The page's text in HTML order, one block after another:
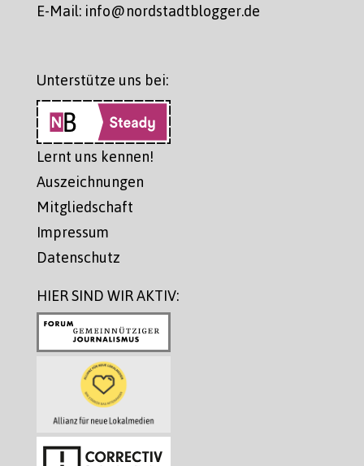
E-Mail: info@nordstadtblogger.de
Unterstütze uns bei:
Lernt uns kennen!
Auszeichnungen
Mitgliedschaft
Impressum
Datenschutz
HIER SIND WIR AKTIV: